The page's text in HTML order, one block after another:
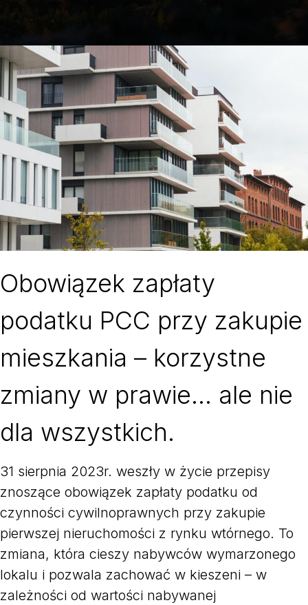
Obowiązek zapłaty
podatku PCC przy zakupie
mieszkania – korzystne
zmiany w prawie… ale nie
dla wszystkich.
31 sierpnia 2023r. weszły w życie przepisy
znoszące obowiązek zapłaty podatku od
czynności cywilnoprawnych przy zakupie
pierwszej nieruchomości z rynku wtórnego. To
zmiana, która cieszy nabywców wymarzonego
lokalu i pozwala zachować w kieszeni – w
zależności od wartości nabywanej